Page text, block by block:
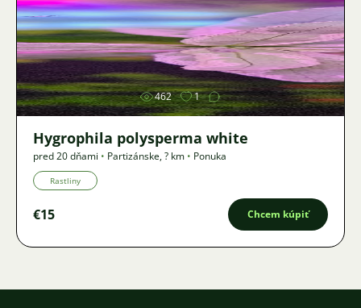
Obrázok
462 1
Hygrophila polysperma white
pred 20 dňami • Partizánske,? km • Ponuka
Rastliny
€15 Chcem kúpiť